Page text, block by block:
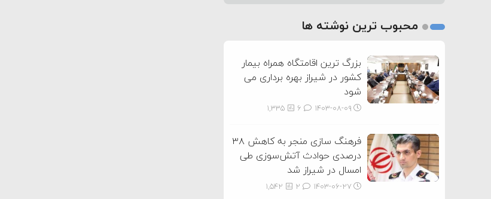
2
محبوب ترین نوشته ها
بزرگ ترین اقامتگاه همراه بیمار
کشور در شیراز بهره برداری می
شود
۱۴۰۳-۰۸-۰۹ 1,335
فرهنگ سازی منجر به کاهش ۳۸
درصدی حوادث آتش‌سوزی طی
امسال در شیراز شد
۱۴۰۳-۰۶-۲۷ 1,542